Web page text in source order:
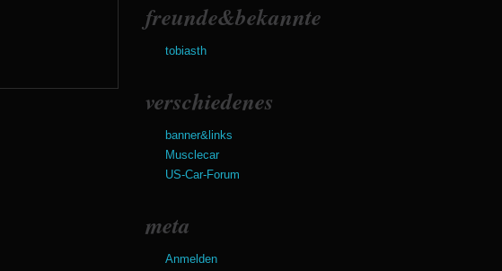
freunde&bekannte
tobiasth
verschiedenes
banner&links
Musclecar
US-Car-Forum
meta
Anmelden